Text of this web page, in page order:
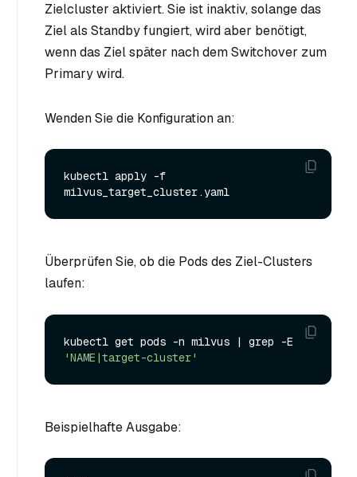
Zielcluster aktiviert. Sie ist inaktiv, solange das
Ziel als Standby fungiert, wird aber benötigt,
wenn das Ziel später nach dem Switchover zum
Primary wird.
Wenden Sie die Konfiguration an:
kubectl apply -f
Überprüfen Sie, ob die Pods des Ziel-Clusters
laufen:
'NAME|target-cluster'
Beispielhafte Ausgabe: